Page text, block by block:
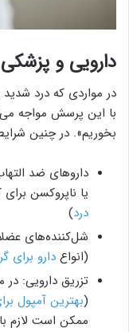
دارویی و پزشکی
در مواردی که درد شدید
با این پرسش مواجه
بخوریم». در چنین
یا ناپروکسن
درد)
شل‌کننده‌های
(انواع دارو برای
تزریق دارویی: در
(بهترین آمپول
ممکن است لازم